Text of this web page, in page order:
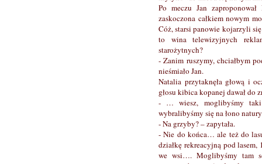
Po meczu Jan
zaskoczona całkiem nowym
Cóż, starsi panowie kojarzyli
to wina telewizyjnych
starożytnych?
- Zanim ruszymy, chciałbym
nieśmiało Jan.
Natalia przytaknęła głową i
głosu kibica kopanej dawał do
- … wiesz, moglibyśmy taki
wybralibyśmy się na łono
- Na grzyby? – zapytała.
- Nie do końca… ale też do
działkę rekreacyjną pod
we wsi…. Moglibyśmy tam